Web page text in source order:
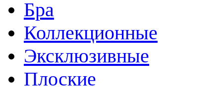
Бра
Коллекционные
Эксклюзивные
Плоские